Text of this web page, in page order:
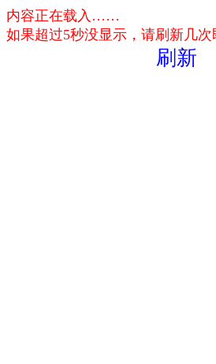
内容正在载入……
如果超过5秒没显示，请刷新几次
刷新